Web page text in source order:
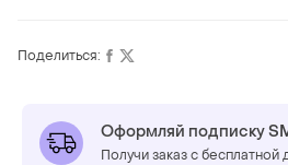
Поделиться:
Оформляй подписку
Получи заказ с бесплатной